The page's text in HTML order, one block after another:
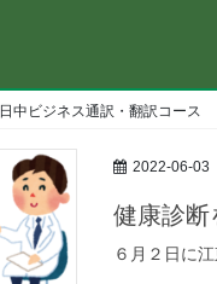
日中ビジネス通訳・翻訳コース
2022-06-03
健康診断
６月２日に